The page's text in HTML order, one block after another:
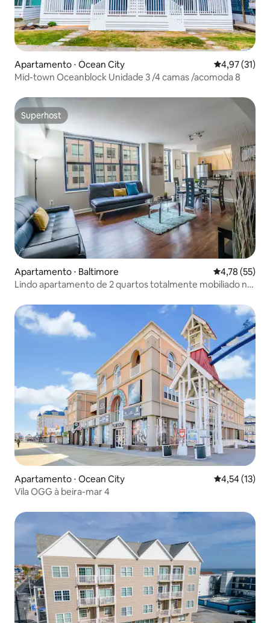
Apartamento ⋅ Ocean City 4,97 de uma
4,97 (31)
Mid-town Oceanblock Unidade 3 /4 camas /acomoda 8
Superhost
Superhost
Apartamento ⋅ Baltimore 4,78 de uma
4,78 (55)
Lindo apartamento de 2 quartos totalmente mobiliado na
Apartamento ⋅ Ocean City 4,54 de uma
4,54 (13)
Vila OGG à beira-mar 4